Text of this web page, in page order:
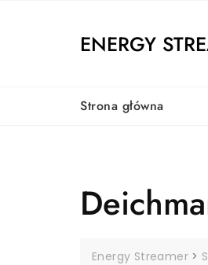
ENERGY
Strona główna
Energy Streamer >